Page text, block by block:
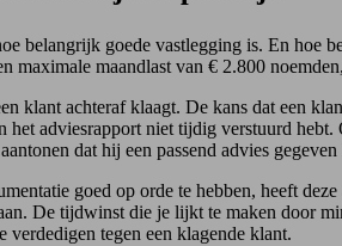
belangrijk goede vastlegging is. En hoe
maximale maandlast van € 2.800
klant achteraf klaagt. De kans dat een
het adviesrapport niet tijdig verstuurd
dat hij een passend advies gegeven
goed op orde te hebben, heeft
De tijdwinst die je lijkt te maken door
verdedigen tegen een klagende klant.